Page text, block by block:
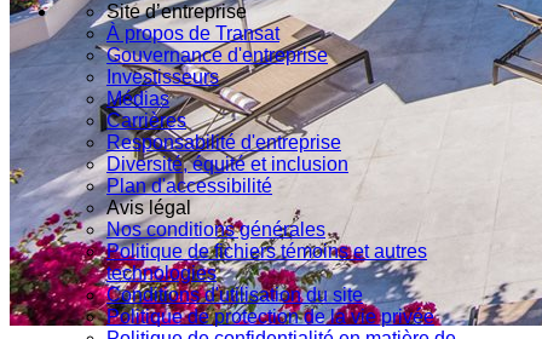
Site d’entreprise
À propos de Transat
Gouvernance d'entreprise
Investisseurs
Médias
Carrières
Responsabilité d'entreprise
Diversité, équité et inclusion
Plan d'accessibilité
Avis légal
Nos conditions générales
Politique de fichiers témoins et autres
technologies
Conditions d'utilisation du site
Politique de protection de la vie privée